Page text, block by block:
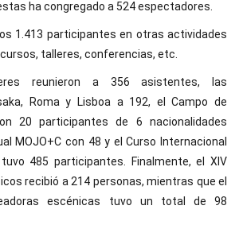
ha congregado a 524 espectadores.
1.413 participantes en otras actividades
talleres, conferencias, etc.
reunieron a 356 asistentes, las
Roma y Lisboa a 192, el Campo de
20 participantes de 6 nacionalidades
MOJO+C con 48 y el Curso Internacional
485 participantes. Finalmente, el XIV
recibió a 214 personas, mientras que el
escénicas tuvo un total de 98